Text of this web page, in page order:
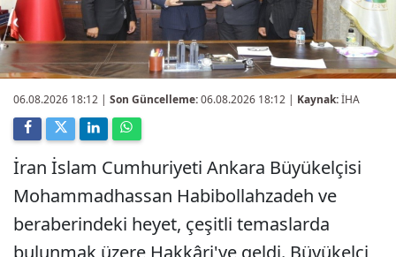
06.08.2026 18:12 | Son Güncelleme:06.08.2026 18:12 | Kaynak:İHA
İran İslam Cumhuriyeti Ankara Büyükelçisi
Mohammadhassan Habibollahzadeh ve
beraberindeki heyet, çeşitli temaslarda
bulunmak üzere Hakkâri'ye geldi. Büyükelçi